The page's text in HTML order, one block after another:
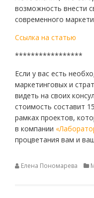
возможность внести
современного
Ссылка на статью
*****************
Если у вас есть
маркетинговых и
видеть на своих
стоимость составит
рамках проектов,
в компании
процветания вам и
Елена Пономарева